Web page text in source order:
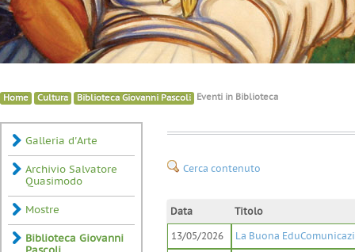
Home» Cultura» Biblioteca Giovanni Pascoli» Eventi in Biblioteca
Cerca contenuto
Data Titolo
13/05/2026 La Buona
Galleria d'Arte
Archivio Salvatore
Quasimodo
Mostre
Biblioteca Giovanni